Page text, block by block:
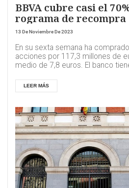
BBVA cubre casi el
rograma de recompra
13 De Noviembre De 2023
En su sexta semana ha
acciones por 117,3 millones de
medio de 7,8 euros. El banco
LEER MÁS